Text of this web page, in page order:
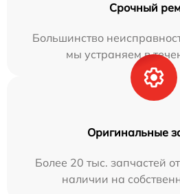
Срочный
Большинство
мы устраняем в
Оригинальные
Более 20 тыс. запчастей
наличии на